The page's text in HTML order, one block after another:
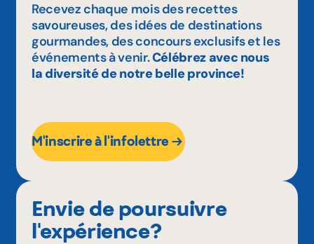
Recevez chaque mois des recettes
savoureuses, des idées de destinations
gourmandes, des concours exclusifs et les
événements à venir.Célébrez avec nous
la diversité de notre belle province!
M'inscrire à l'infolettre
Envie de poursuivre
l'expérience?